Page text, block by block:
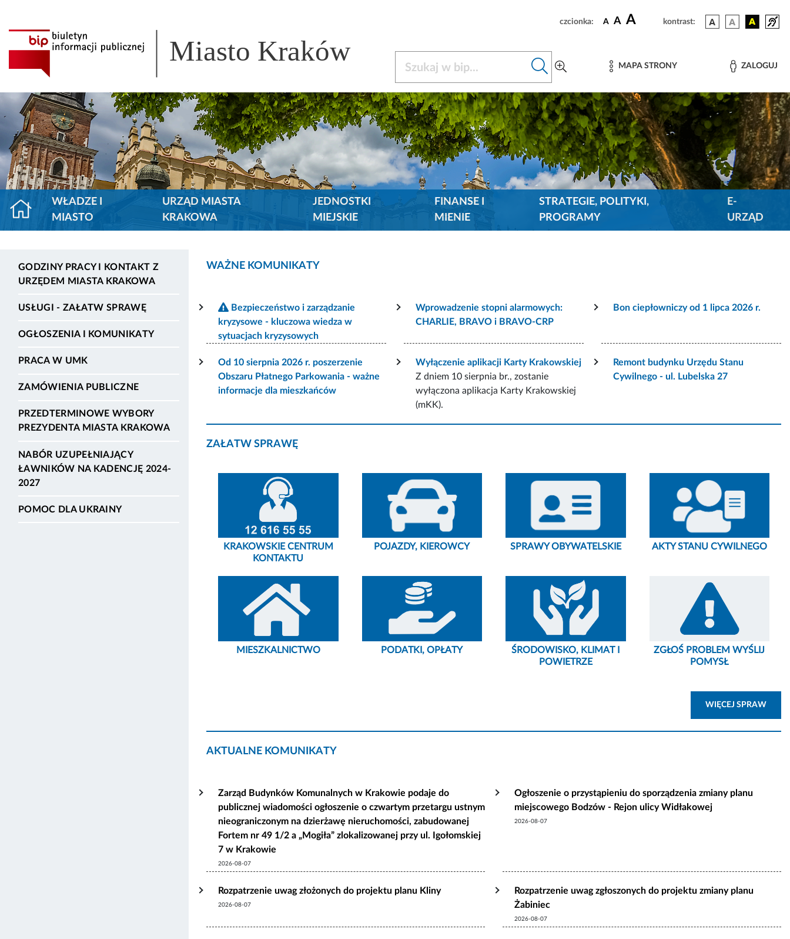
czcionka: A A A kontrast:
Miasto Kraków MAPA STRONY ZALOGUJ
WŁADZE I
MIASTO
URZĄD MIASTA
KRAKOWA
JEDNOSTKI
MIEJSKIE
FINANSE I
MIENIE
STRATEGIE, POLITYKI,
PROGRAMY
E-
URZĄD
GODZINY PRACY I KONTAKT Z
URZĘDEM MIASTA KRAKOWA
USŁUGI - ZAŁATW SPRAWĘ
OGŁOSZENIA I KOMUNIKATY
PRACA W UMK
ZAMÓWIENIA PUBLICZNE
PRZEDTERMINOWE WYBORY
PREZYDENTA MIASTA KRAKOWA
NABÓR UZUPEŁNIAJĄCY
ŁAWNIKÓW NA KADENCJĘ 2024-
2027
POMOC DLA UKRAINY
WAŻNE KOMUNIKATY
Bezpieczeństwo i zarządzanie
kryzysowe - kluczowa wiedza w
sytuacjach kryzysowych
Wprowadzenie stopni alarmowych:
CHARLIE, BRAVO i BRAVO-CRP
Bon ciepłowniczy od 1 lipca 2026 r.
Od 10 sierpnia 2026 r. poszerzenie
Obszaru Płatnego Parkowania - ważne
informacje dla mieszkańców
Wyłączenie aplikacji Karty Krakowskiej
Z dniem 10 sierpnia br., zostanie
wyłączona aplikacja Karty Krakowskiej
(mKK).
Remont budynku Urzędu Stanu
Cywilnego - ul. Lubelska 27
ZAŁATW SPRAWĘ
KRAKOWSKIE CENTRUM
KONTAKTU
POJAZDY, KIEROWCY SPRAWY OBYWATELSKIE AKTY STANU CYWILNEGO
MIESZKALNICTWO PODATKI, OPŁATY
ŚRODOWISKO, KLIMAT I
POWIETRZE
ZGŁOŚ PROBLEM WYŚLIJ
POMYSŁ
WIĘCEJ SPRAW
AKTUALNE KOMUNIKATY
Zarząd Budynków Komunalnych w Krakowie podaje do
publicznej wiadomości ogłoszenie o czwartym przetargu ustnym
nieograniczonym na dzierżawę nieruchomości, zabudowanej
Fortem nr 49 1/2 a „Mogiła” zlokalizowanej przy ul. Igołomskiej
7 w Krakowie
2026-08-07
Ogłoszenie o przystąpieniu do sporządzenia zmiany planu
miejscowego Bodzów - Rejon ulicy Widłakowej
2026-08-07
Rozpatrzenie uwag złożonych do projektu planu Kliny
2026-08-07
Rozpatrzenie uwag zgłoszonych do projektu zmiany planu
Żabiniec
2026-08-07